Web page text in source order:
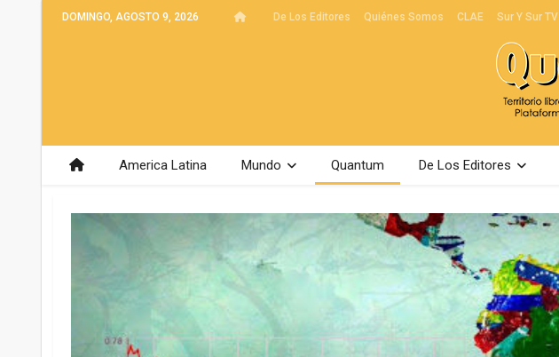
DOMINGO, AGOSTO 9, 2026 De Los Editores Quiénes Somos CLAE Sur Y Sur TV
America Latina Mundo Quantum De Los Editores